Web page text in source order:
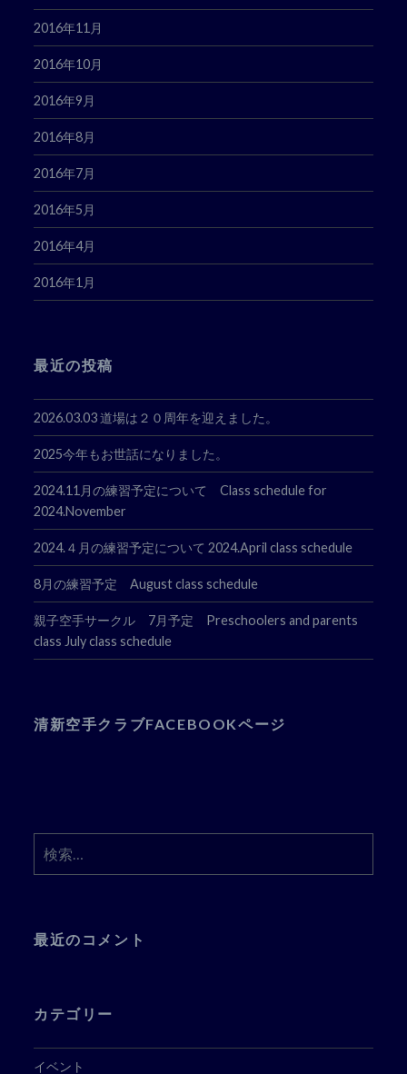
2016年11月
2016年10月
2016年9月
2016年8月
2016年7月
2016年5月
2016年4月
2016年1月
最近の投稿
2026.03.03 道場は２０周年を迎えました。
2025今年もお世話になりました。
2024.11月の練習予定について Class schedule for
2024.November
2024.４月の練習予定について 2024.April class schedule
8月の練習予定 August class schedule
親子空手サークル 7月予定 Preschoolers and parents
class July class schedule
清新空手クラブFACEBOOKページ
索:
最近のコメント
カテゴリー
イベント